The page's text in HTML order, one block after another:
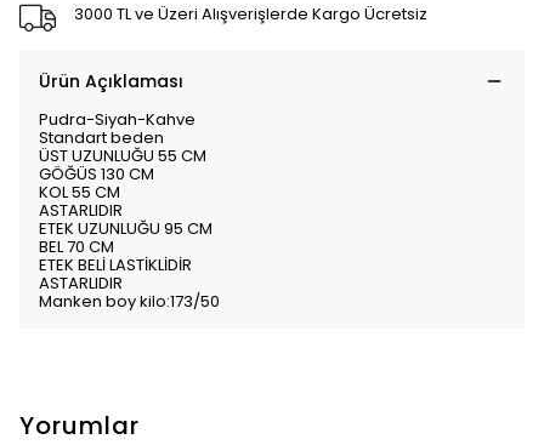
3000 TL ve Üzeri Alışverişlerde Kargo Ücretsiz
Ürün Açıklaması
Pudra-Siyah-Kahve
Standart beden
ÜST UZUNLUĞU 55 CM
GÖĞÜS 130 CM
KOL 55 CM
ASTARLIDIR
ETEK UZUNLUĞU 95 CM
BEL 70 CM
ETEK BELİ LASTİKLİDİR
ASTARLIDIR
Manken boy kilo:173/50
Yorumlar